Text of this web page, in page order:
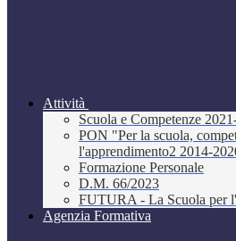
Attività
Scuola e Competenze
PON "Per la scuola,
l'apprendimento2 2014-
Formazione Personale
D.M. 66/2023
FUTURA - La Scuola per
Agenzia Formativa